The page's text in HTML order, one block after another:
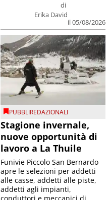
di
Erika David
il 05/08/2026
PUBBLIREDAZIONALI
Stagione invernale,
nuove opportunità di
lavoro a La Thuile
Funivie Piccolo San Bernardo
apre le selezioni per addetti
alle casse, addetti alle piste,
addetti agli impianti,
conduttori e meccanici di